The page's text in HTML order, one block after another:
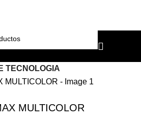
TECNOLOGIA
MULTICOLOR